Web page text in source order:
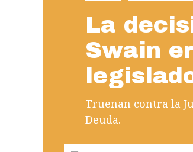
La
Swain
Truenan contra la
Deuda.